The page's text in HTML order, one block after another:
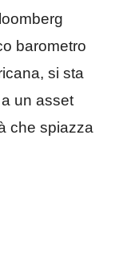
barometro
si sta
un asset
che spiazza